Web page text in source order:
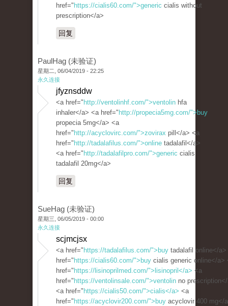
href=" https://cialis60.com/">generic cialis without
prescription</a>
回复
PaulHag (未验证)
星期二, 06/04/2019 - 22:25
永久连接
jfyznsddw
<a href=" http://ventolinhf.com/">ventolin hfa
inhaler</a> <a href=" http://propecia5mg.com/">buy
propecia 5mg</a> <a
href=" http://acyclovirc.com/">zovirax pill</a> <a
href=" http://tadalafilus.com/">online tadalafil</a>
<a href=" http://tadalafilpro.com/">generic cialis
tadalafil 20mg</a>
回复
SueHag (未验证)
星期三, 06/05/2019 - 00:00
永久连接
scjmcjsx
<a href=" https://tadalafilus.com/">buy tadalafil online</a>
href=" https://cialis60.com/">buy cialis generic online</a>
href=" https://lisinoprilmed.com/">lisinopril</a> <a
href=" https://ventolinsale.com/">ventolin no
<a href=" https://cialis50.com/">cialis</a> <a
href=" https://acyclovir200.com/">buy acyclovir 400 mg</